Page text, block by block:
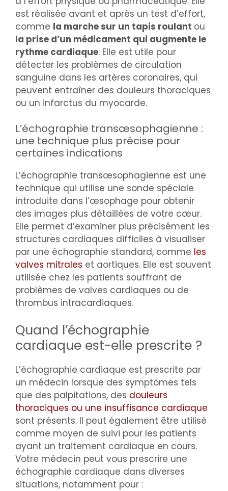
est réalisée avant et après un test d’effort,
comme la marche sur un tapis roulant ou
la prise d’un médicament qui augmente le
rythme cardiaque. Elle est utile pour
détecter les problèmes de circulation
sanguine dans les artères coronaires, qui
peuvent entraîner des douleurs thoraciques
ou un infarctus du myocarde.
L’échographie transœsophagienne :
une technique plus précise pour
certaines indications
L’échographie transœsophagienne est une
technique qui utilise une sonde spéciale
introduite dans l’œsophage pour obtenir
des images plus détaillées de votre cœur.
Elle permet d’examiner plus précisément les
structures cardiaques difficiles à visualiser
par une échographie standard, comme les
valves mitrales et aortiques. Elle est souvent
utilisée chez les patients souffrant de
problèmes de valves cardiaques ou de
thrombus intracardiaques.
Quand l’échographie
cardiaque est-elle prescrite ?
L’échographie cardiaque est prescrite par
un médecin lorsque des symptômes tels
que des palpitations, des douleurs
thoraciques ou une insuffisance cardiaque
sont présents. Il peut également être utilisé
comme moyen de suivi pour les patients
ayant un traitement cardiaque en cours.
Votre médecin peut vous prescrire une
échographie cardiaque dans diverses
situations, notamment pour :